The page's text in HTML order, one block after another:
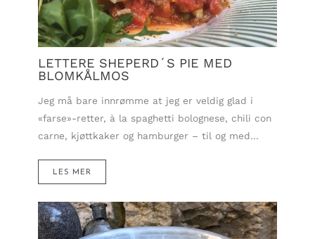
LETTERE SHEPERD´S PIE MED
BLOMKÅLMOS
Jeg må bare innrømme at jeg er veldig glad i
«farse»-retter, à la spaghetti bolognese, chili con
carne, kjøttkaker og hamburger – til og med…
LES MER